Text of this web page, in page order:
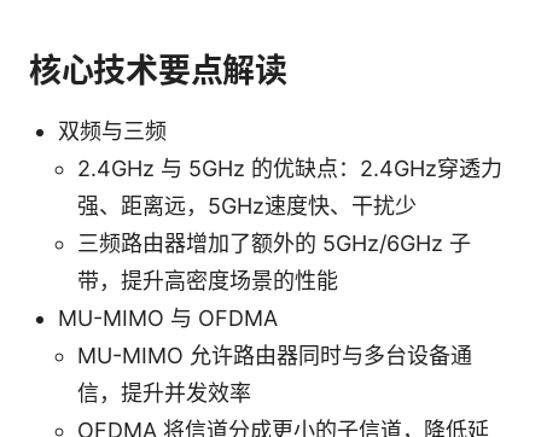
核心技术要点解读
双频与三频
2.4GHz 与 5GHz 的优缺点：2.4GHz穿透力
强、距离远，5GHz速度快、干扰少
三频路由器增加了额外的 5GHz/6GHz 子
带，提升高密度场景的性能
MU-MIMO 与 OFDMA
MU-MIMO 允许路由器同时与多台设备通
信，提升并发效率
OFDMA 将信道分成更小的子信道，降低延